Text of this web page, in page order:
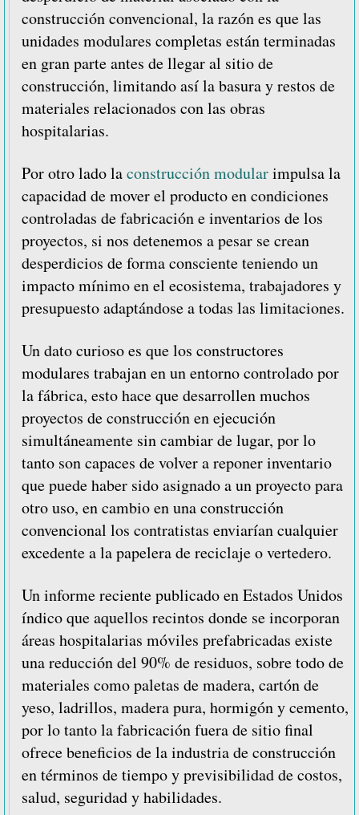
construcción convencional, la razón es que las
unidades modulares completas están terminadas
en gran parte antes de llegar al sitio de
construcción, limitando así la basura y restos de
materiales relacionados con las obras
hospitalarias.
Por otro lado laconstrucción modularimpulsa la
capacidad de mover el producto en condiciones
controladas de fabricación e inventarios de los
proyectos, si nos detenemos a pesar se crean
desperdicios de forma consciente teniendo un
impacto mínimo en el ecosistema, trabajadores y
presupuesto adaptándose a todas las limitaciones.
Un dato curioso es que los constructores
modulares trabajan en un entorno controlado por
la fábrica, esto hace que desarrollen muchos
proyectos de construcción en ejecución
simultáneamente sin cambiar de lugar, por lo
tanto son capaces de volver a reponer inventario
que puede haber sido asignado a un proyecto para
otro uso, en cambio en una construcción
convencional los contratistas enviarían cualquier
excedente a la papelera de reciclaje o vertedero.
Un informe reciente publicado en Estados Unidos
índico que aquellos recintos donde se incorporan
áreas hospitalarias móviles prefabricadas existe
una reducción del 90% de residuos, sobre todo de
materiales como paletas de madera, cartón de
yeso, ladrillos, madera pura, hormigón y cemento,
por lo tanto la fabricación fuera de sitio final
ofrece beneficios de la industria de construcción
en términos de tiempo y previsibilidad de costos,
salud, seguridad y habilidades.